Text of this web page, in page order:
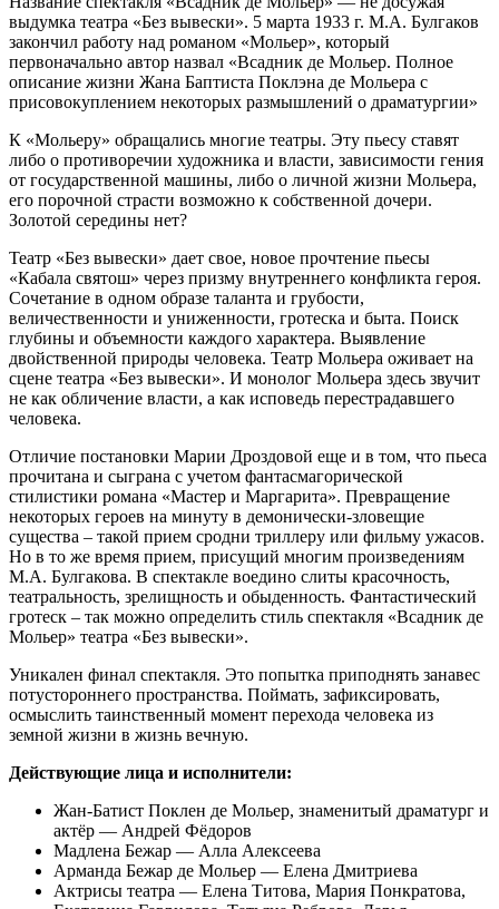
выдумка театра «Без вывески». 5 марта 1933 г. М.А. Булгаков
закончил работу над романом «Мольер», который
первоначально автор назвал «Всадник де Мольер. Полное
описание жизни Жана Баптиста Поклэна де Мольера с
присовокуплением некоторых размышлений о драматургии»
К «Мольеру» обращались многие театры. Эту пьесу ставят
либо о противоречии художника и власти, зависимости гения
от государственной машины, либо о личной жизни Мольера,
его порочной страсти возможно к собственной дочери.
Золотой середины нет?
Театр «Без вывески» дает свое, новое прочтение пьесы
«Кабала святош» через призму внутреннего конфликта героя.
Сочетание в одном образе таланта и грубости,
величественности и униженности, гротеска и быта. Поиск
глубины и объемности каждого характера. Выявление
двойственной природы человека. Театр Мольера оживает на
сцене театра «Без вывески». И монолог Мольера здесь звучит
не как обличение власти, а как исповедь перестрадавшего
человека.
Отличие постановки Марии Дроздовой еще и в том, что пьеса
прочитана и сыграна с учетом фантасмагорической
стилистики романа «Мастер и Маргарита». Превращение
некоторых героев на минуту в демонически-зловещие
существа – такой прием сродни триллеру или фильму ужасов.
Но в то же время прием, присущий многим произведениям
М.А. Булгакова. В спектакле воедино слиты красочность,
театральность, зрелищность и обыденность. Фантастический
гротеск – так можно определить стиль спектакля «Всадник де
Мольер» театра «Без вывески».
Уникален финал спектакля. Это попытка приподнять занавес
потустороннего пространства. Поймать, зафиксировать,
осмыслить таинственный момент перехода человека из
земной жизни в жизнь вечную.
Действующие лица и исполнители:
Жан-Батист Поклен де Мольер, знаменитый драматург и
актёр — Андрей Фёдоров
Мадлена Бежар — Алла Алексеева
Арманда Бежар де Мольер — Елена Дмитриева
Актрисы театра — Елена Титова, Мария Понкратова,